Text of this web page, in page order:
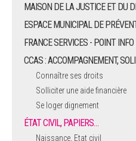
MAISON DE LA JUSTICE ET DU
ESPACE MUNICIPAL DE
FRANCE SERVICES - POINT
CCAS : ACCOMPAGNEMENT,
Connaître ses droits
Solliciter une aide financière
Se loger dignement
ÉTAT CIVIL, PAPIERS…
Naissance, Etat civil